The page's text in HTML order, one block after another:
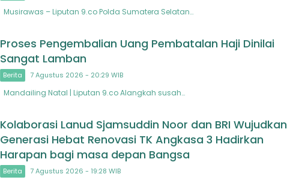
Musirawas – Liputan 9.co Polda Sumatera Selatan…
Proses Pengembalian Uang Pembatalan Haji Dinilai
Sangat Lamban
Berita 7 Agustus 2026 - 20:29 WIB
Mandailing Natal | Liputan 9.co Alangkah susah…
Kolaborasi Lanud Sjamsuddin Noor dan BRI Wujudkan
Generasi Hebat Renovasi TK Angkasa 3 Hadirkan
Harapan bagi masa depan Bangsa
Berita 7 Agustus 2026 - 19:28 WIB